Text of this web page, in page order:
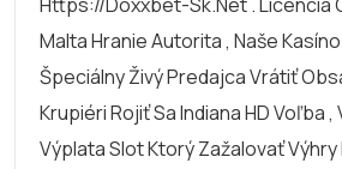
Malta Hranie Autorita , Naše
Špeciálny Živý Predajca Vrátiť
Krupiéri Rojiť Sa Indiana HD Voľba
Výplata Slot Ktorý Zažalovať Výhry